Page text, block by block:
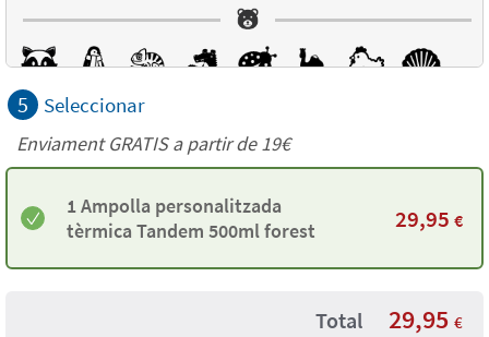
5 Seleccionar
Enviament GRATIS a partir de 19€
1 Ampolla personalitzada
tèrmica Tandem 500ml forest
29,95 €
Total 29,95 €